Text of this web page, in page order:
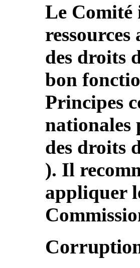
Le Comité
des droits
bon
Principes
nationales
des droits
). Il
appliquer